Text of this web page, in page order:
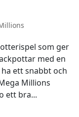
som ger
med en
ett snabbt och
Millions
ett bra...